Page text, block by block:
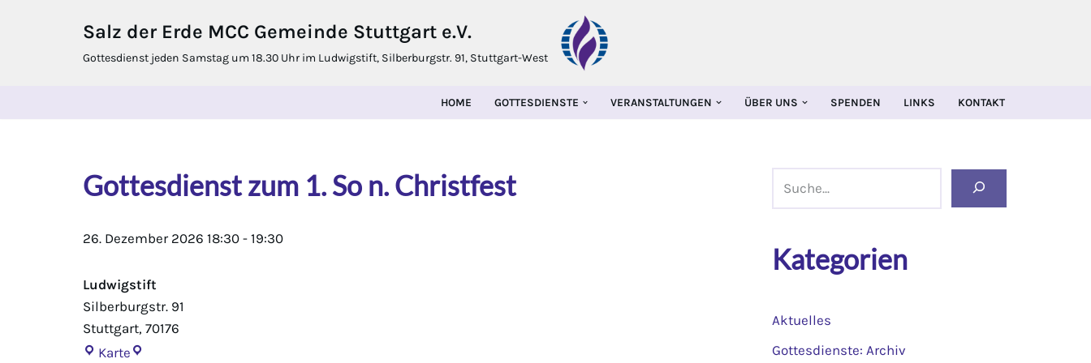
Salz der Erde MCC Gemeinde Stuttgart e.V.
Gottesdienst jeden Samstag um 18.30 Uhr im Ludwigstift, Silberburgstr. 91, Stuttgart-West
HOME GOTTESDIENSTE VERANSTALTUNGEN ÜBER UNS SPENDEN LINKS KONTAKT
Gottesdienst zum 1. So n. Christfest
26. Dezember 2026 18:30 - 19:30
Ludwigstift
Silberburgstr. 91
Stuttgart, 70176
Karte
Kategorien
Aktuelles
Gottesdienste: Archiv